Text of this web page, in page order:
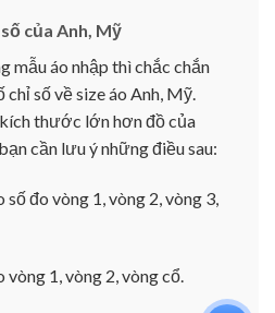
của Anh, Mỹ
mẫu áo nhập thì chắc chắn
số về size áo Anh, Mỹ.
thước lớn hơn đồ của
cần lưu ý những điều sau:
đo vòng 1, vòng 2, vòng 3,
1, vòng 2, vòng cổ.